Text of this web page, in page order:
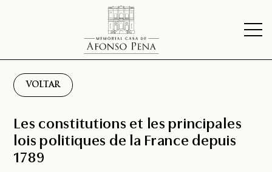
VOLTAR
Les constitutions et les principales
lois politiques de la France depuis
1789